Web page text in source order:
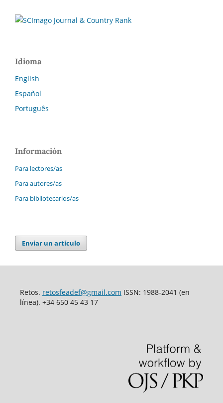
Idioma
English
Español
Português
Información
Para lectores/as
Para autores/as
Para bibliotecarios/as
Enviar un artículo
Retos. retosfeadef@gmail.com ISSN: 1988-2041 (en
línea). +34 650 45 43 17